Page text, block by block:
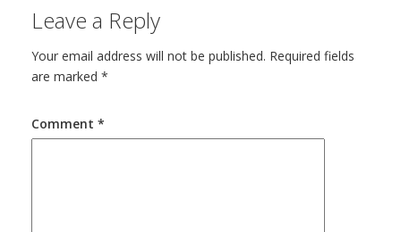
Leave a Reply
Your email address will not be published. Required fields
are marked *
Comment *